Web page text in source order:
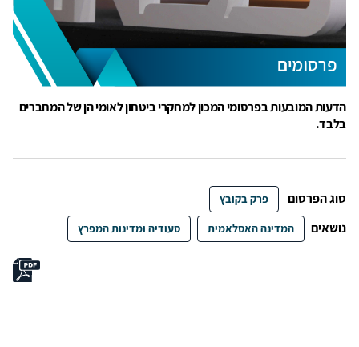
הדעות המובעות בפרסומי המכון למחקרי ביטחון לאומי הן של המחברים
בלבד.
סוג הפרסום פרק בקובץ
נושאים המדינה האסלאמית סעודיה ומדינות המפרץ